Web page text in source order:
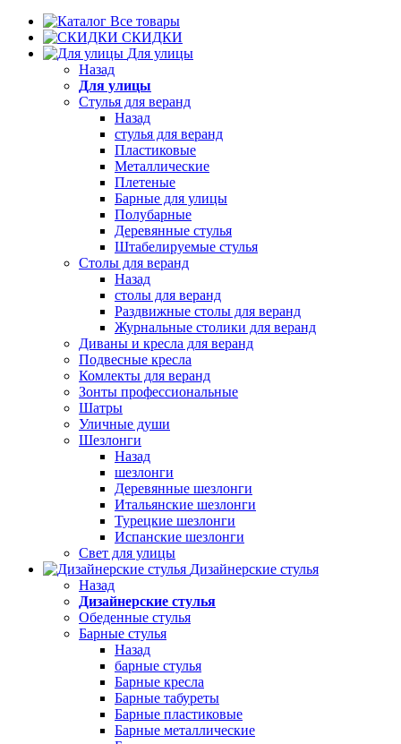
Все товары
СКИДКИ
Для улицы
Назад
Для улицы
Стулья для веранд
Назад
стулья для веранд
Пластиковые
Металлические
Плетеные
Барные для улицы
Полубарные
Деревянные стулья
Штабелируемые стулья
Столы для веранд
Назад
столы для веранд
Раздвижные столы для веранд
Журнальные столики для веранд
Диваны и кресла для веранд
Подвесные кресла
Комлекты для веранд
Зонты профессиональные
Шатры
Уличные души
Шезлонги
Назад
шезлонги
Деревянные шезлонги
Итальянские шезлонги
Турецкие шезлонги
Испанские шезлонги
Свет для улицы
Дизайнерские стулья
Назад
Дизайнерские стулья
Обеденные стулья
Барные стулья
Назад
барные стулья
Барные кресла
Барные табуреты
Барные пластиковые
Барные металлические